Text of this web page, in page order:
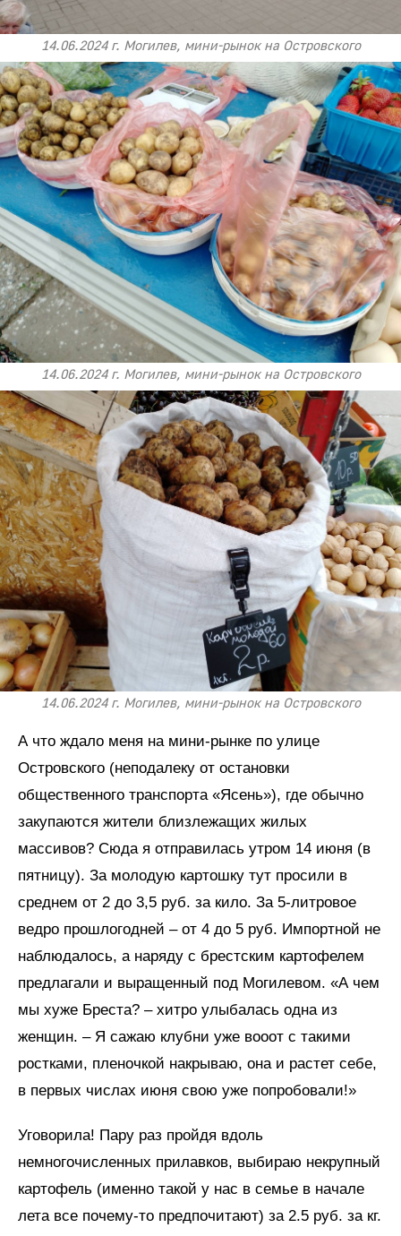
14.06.2024 г. Могилев, мини-рынок на Островского
14.06.2024 г. Могилев, мини-рынок на Островского
14.06.2024 г. Могилев, мини-рынок на Островского
А что ждало меня на мини-рынке по улице
Островского (неподалеку от остановки
общественного транспорта «Ясень»), где обычно
закупаются жители близлежащих жилых
массивов? Сюда я отправилась утром 14 июня (в
пятницу). За молодую картошку тут просили в
среднем от 2 до 3,5 руб. за кило. За 5-литровое
ведро прошлогодней – от 4 до 5 руб. Импортной не
наблюдалось, а наряду с брестским картофелем
предлагали и выращенный под Могилевом. «А чем
мы хуже Бреста? – хитро улыбалась одна из
женщин. – Я сажаю клубни уже вооот с такими
ростками, пленочкой накрываю, она и растет себе,
в первых числах июня свою уже попробовали!»
Уговорила! Пару раз пройдя вдоль
немногочисленных прилавков, выбираю некрупный
картофель (именно такой у нас в семье в начале
лета все почему-то предпочитают) за 2.5 руб. за кг.